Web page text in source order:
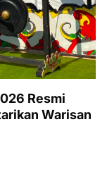
Resmi
Warisan